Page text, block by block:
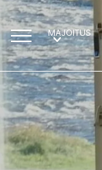
MAJOITUS